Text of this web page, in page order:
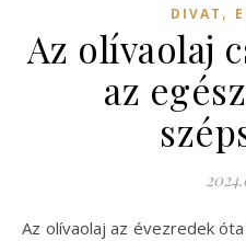
DIVAT ,
Az olívaolaj
az
Az olívaolaj az évezredek óta használt alapanyagok egyike,